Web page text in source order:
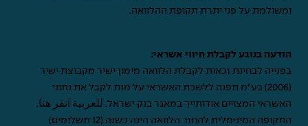
ומשולמת על פני יתרת תקופת ההלוואה.
הודעה בנוגע לקבלת חיווי אשראי:
בפנייה לבחינת זכאות לקבלת הלוואה מימון ישיר מקבוצת ישיר
(2006) בע"מ תפנה ללשכת האשראי על מנת לקבל את נתוני
האשראי המצויים אודותייך במאגר בנק ישראל. للعربية انقر هنا.
התקופה המינימלית להחזר הלוואה הינה כשנה (12 תשלומים)